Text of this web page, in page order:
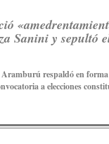
Sanini y sepultó
respaldó en
a elecciones